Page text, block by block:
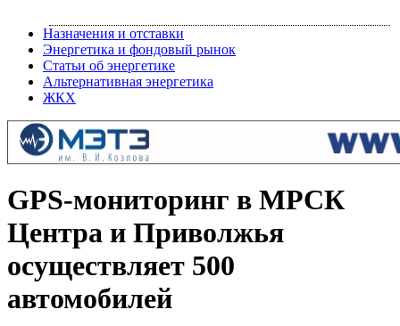
Назначения и отставки
Энергетика и фондовый рынок
Статьи об энергетике
Альтернативная энергетика
ЖКХ
GPS-мониторинг в МРСК
Центра и Приволжья
осуществляет 500
автомобилей